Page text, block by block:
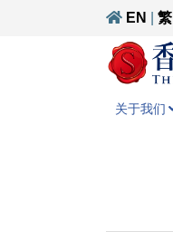
EN 繁
关于我们